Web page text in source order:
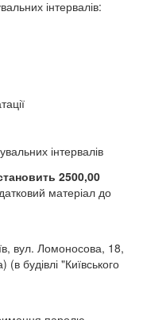
інтервалів:
інтервалів
2500,00
матеріал до
вул. Ломоносова, 18,
будівлі "Київського